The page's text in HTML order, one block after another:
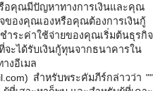
อคุณมีปัญหาทางการเงินและคุณ
ของคุณเองหรือคุณต้องการเงินกู้
ระค่าใช้จ่ายของคุณเริ่มต้นธุรกิจ
ะได้รับเงินกู้ทุนจากธนาคารใน
งอีเมล
สำหรับพระคัมภีร์กล่าวว่า ""